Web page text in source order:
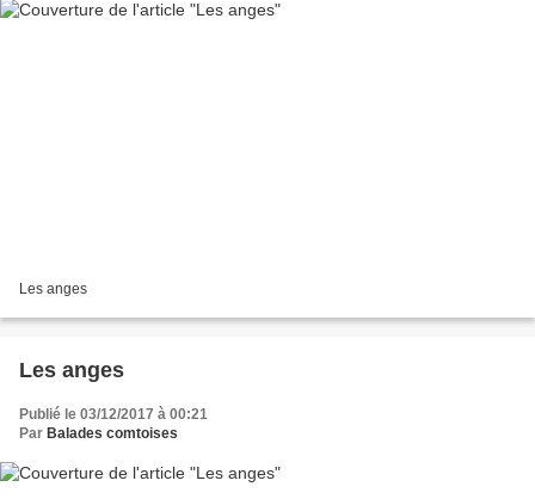
Les anges
Les anges
Publié le 03/12/2017 à 00:21
Par Balades comtoises